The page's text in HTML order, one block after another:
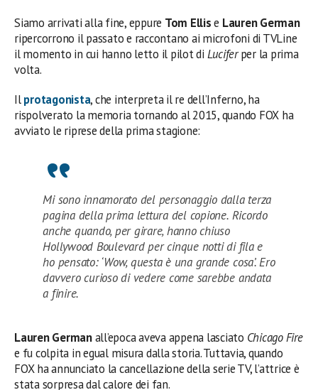
Siamo arrivati alla fine, eppure Tom Ellise Lauren German
ripercorrono il passato e raccontano ai microfoni di TVLine
il momento in cui hanno letto il pilot di Luciferper la prima
volta.
Ilprotagonista, che interpreta il re dell’Inferno, ha
rispolverato la memoria tornando al 2015, quando FOX ha
avviato le riprese della prima stagione:
Mi sono innamorato del personaggio dalla terza
pagina della prima lettura del copione. Ricordo
anche quando, per girare, hanno chiuso
Hollywood Boulevard per cinque notti di fila e
ho pensato: ‘Wow, questa è una grande cosa’. Ero
davvero curioso di vedere come sarebbe andata
a finire.
Lauren Germanall’epoca aveva appena lasciato Chicago Fire
e fu colpita in egual misura dalla storia. Tuttavia, quando
FOX ha annunciato la cancellazione della serie TV, l’attrice è
stata sorpresa dal calore dei fan.